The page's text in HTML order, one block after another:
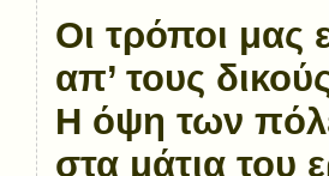
Οι τρόποι μας
απ’ τους
Η όψη των
στα μάτια του